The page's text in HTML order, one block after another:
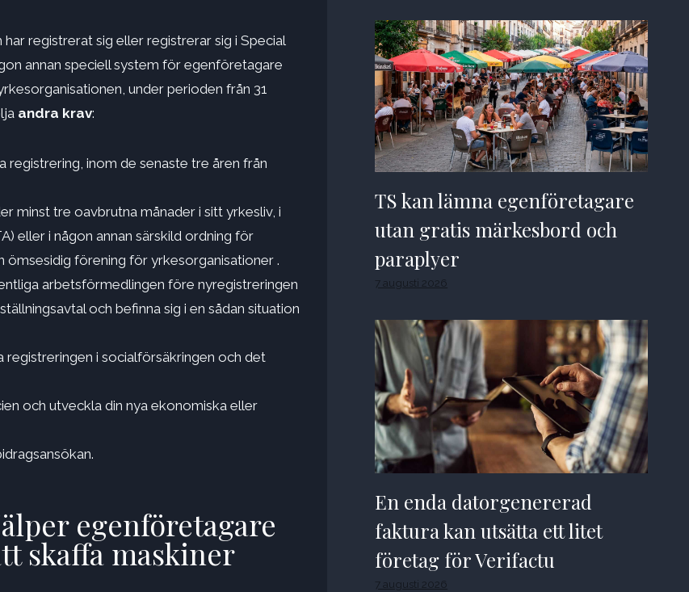
registrerat sig eller registrerar sig i Special
annan speciell system för egenföretagare
under perioden från 31
andra krav:
registrering, inom de senaste tre åren från
minst tre oavbrutna månader i sitt yrkesliv, i
eller i någon annan särskild ordning för
förening för yrkesorganisationer .
arbetsförmedlingen före nyregistreringen
och befinna sig i en sådan situation
i socialförsäkringen och det
och utveckla din nya ekonomiska eller
egenföretagare
skaffa maskiner
TS kan lämna egenföretagare
utan gratis märkesbord och
paraplyer
7 augusti 2026
En enda datorgenererad
faktura kan utsätta ett litet
företag för Verifactu
7 augusti 2026